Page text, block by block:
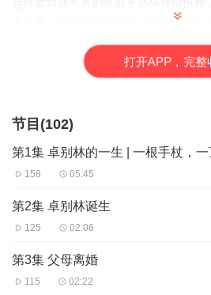
多方面。他 5 岁登台救场，经历贫困、
《城市之光》《摩登时代》等，这些故
中描绘了一战、二战、经济危机、麦卡
通过电影对希特勒和纳粹主义进行辛
义，体现了他作为艺术家的社会责任感
艺术成就专业解读
：深入剖析卓别林在
影艺术的发展产生了深远影响。书中详
形象 “夏尔洛”，以及在电影制作各环
风格、对电影结构和叙事的探索等，为
打开APP，完整
节目(102)
158 05:45
第2集 卓别林诞生
125 02:06
第3集 父母离婚
115 02:22